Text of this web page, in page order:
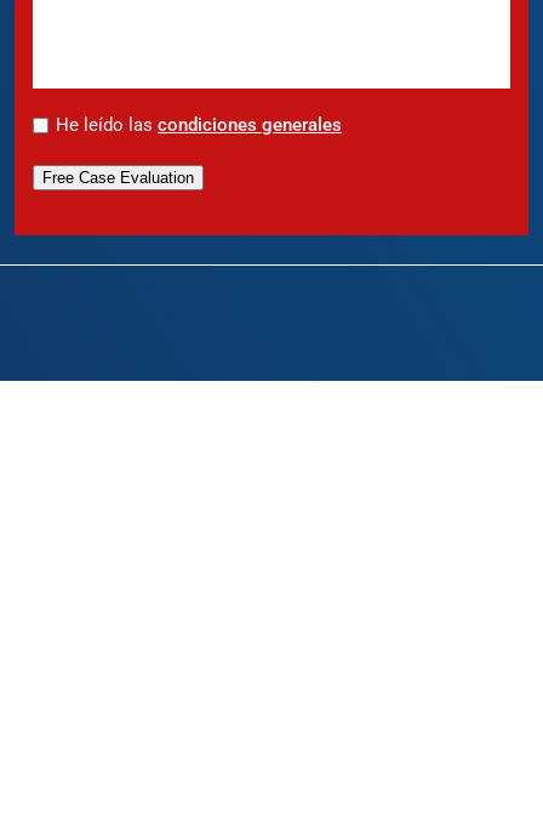
* He leído las condiciones generales
Free Case Evaluation